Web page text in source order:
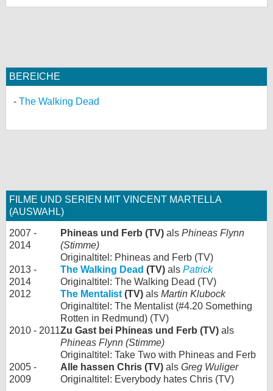
BEREICHE
The Walking Dead
FILME UND SERIEN MIT VINCENT MARTELLA
(AUSWAHL)
2007 -
2014
Phineas und Ferb (TV) als Phineas Flynn
(Stimme)
Originaltitel: Phineas and Ferb (TV)
2013 -
2014
The Walking Dead (TV) als Patrick
Originaltitel: The Walking Dead (TV)
2012
The Mentalist (TV) als Martin Klubock
Originaltitel: The Mentalist (#4.20 Something
Rotten in Redmund) (TV)
2010 - 2011Zu Gast bei Phineas und Ferb (TV) als
Phineas Flynn (Stimme)
Originaltitel: Take Two with Phineas and Ferb
2005 -
2009
Alle hassen Chris (TV) als Greg Wuliger
Originaltitel: Everybody hates Chris (TV)